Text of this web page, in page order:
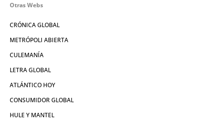
Otras Webs
CRÓNICA GLOBAL
METRÓPOLI ABIERTA
CULEMANÍA
LETRA GLOBAL
ATLÁNTICO HOY
CONSUMIDOR GLOBAL
HULE Y MANTEL